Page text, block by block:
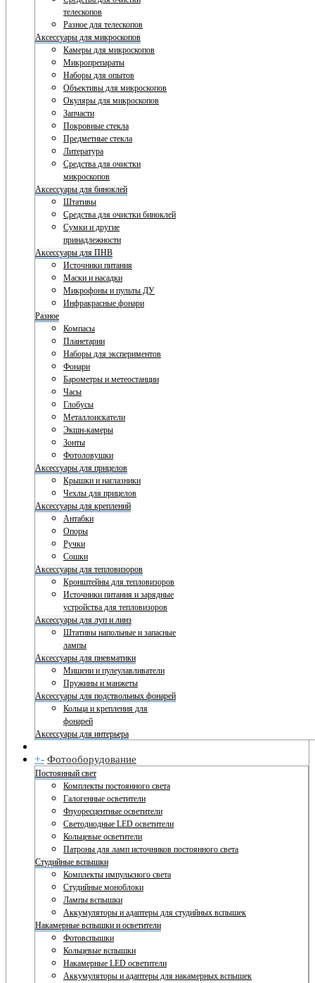
телескопов
Разное для телескопов
Аксессуары для микроскопов
Камеры для микроскопов
Микропрепараты
Наборы для опытов
Объективы для микроскопов
Окуляры для микроскопов
Запчасти
Покровные стекла
Предметные стекла
Литература
Средства для очистки
микроскопов
Аксессуары для биноклей
Штативы
Средства для очистки биноклей
Сумки и другие
принадлежности
Аксессуары для ПНВ
Источники питания
Маски и насадки
Микрофоны и пульты ДУ
Инфракрасные фонари
Разное
Компасы
Планетарии
Наборы для экспериментов
Фонари
Барометры и метеостанции
Часы
Глобусы
Металлоискатели
Экшн-камеры
Зонты
Фотоловушки
Аксессуары для прицелов
Крышки и наглазники
Чехлы для прицелов
Аксессуары для креплений
Антабки
Опоры
Ручки
Сошки
Аксессуары для тепловизоров
Кронштейны для тепловизоров
Источники питания и зарядные
устройства для тепловизоров
Аксессуары для луп и линз
Штативы напольные и запасные
лампы
Аксессуары для пневматики
Мишени и пулеулавливатели
Пружины и манжеты
Аксессуары для подствольных фонарей
Кольца и крепления для
фонарей
Аксессуары для интерьера
+- Фотооборудование
Постоянный свет
Комплекты постоянного света
Галогенные осветители
Флуоресцентные осветители
Светодиодные LED осветители
Кольцевые осветители
Патроны для ламп источников постоянного света
Студийные вспышки
Комплекты импульсного света
Студийные моноблоки
Лампы вспышки
Аккумуляторы и адаптеры для студийных вспышек
Накамерные вспышки и осветители
Фотовспышки
Кольцевые вспышки
Накамерные LED осветители
Аккумуляторы и адаптеры для накамерных вспышек